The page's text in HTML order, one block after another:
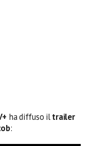
ha diffuso iltrailer
: